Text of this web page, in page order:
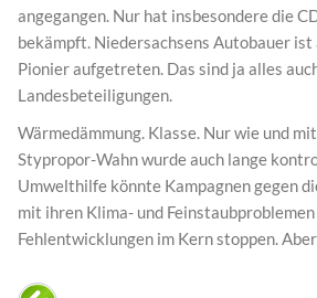
angegangen. Nur hat insbesondere die
bekämpft. Niedersachsens Autobauer
Pionier aufgetreten. Das sind ja alles
Landesbeteiligungen.
Wärmedämmung. Klasse. Nur wie und
Stypropor-Wahn wurde auch lange
Umwelthilfe könnte Kampagnen gegen
mit ihren Klima- und
Fehlentwicklungen im Kern stoppen.